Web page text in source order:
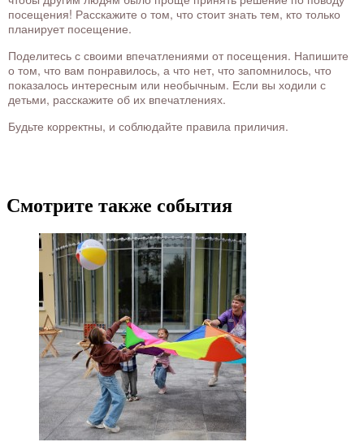
посещения! Расскажите о том, что стоит знать тем, кто только
планирует посещение.
Поделитесь с своими впечатлениями от посещения. Напишите
о том, что вам понравилось, а что нет, что запомнилось, что
показалось интересным или необычным. Если вы ходили с
детьми, расскажите об их впечатлениях.
Будьте корректны, и соблюдайте правила приличия.
Смотрите также события